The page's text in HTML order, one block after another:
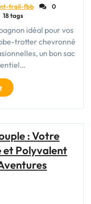
trail-fbb
0
18 tags
idéal pour vos
trotter chevronné
un bon sac
"Découvrez
le
sac
Jump
:
l’alliance
parfaite
: Votre
et Polyvalent